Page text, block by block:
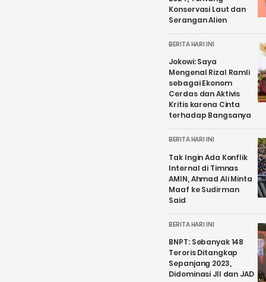
Konservasi Laut dan
Serangan Alien
BERITA HARI INI
Jokowi: Saya
Mengenal Rizal Ramli
sebagai Ekonom
Cerdas dan Aktivis
Kritis karena Cinta
terhadap Bangsanya
BERITA HARI INI
Tak Ingin Ada Konflik
Internal di Timnas
AMIN, Ahmad Ali Minta
Maaf ke Sudirman
Said
BERITA HARI INI
BNPT: Sebanyak 148
Teroris Ditangkap
Sepanjang 2023,
Didominasi JII dan JAD